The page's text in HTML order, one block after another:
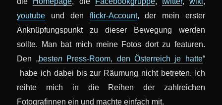
youtube und den flickr-Account, der mein erster
Anknüpfungspunkt zu dieser Bewegung werden
sollte. Man bat mich meine Fotos dort zu featuren.
Den „bestenPress-Room, den Österreich je hatte“
habe ich dabei bis zur Räumung nicht betreten. Ich
reihte mich in die Reihen der zahlreichen
Fotografinnen ein und machte einfach mit.